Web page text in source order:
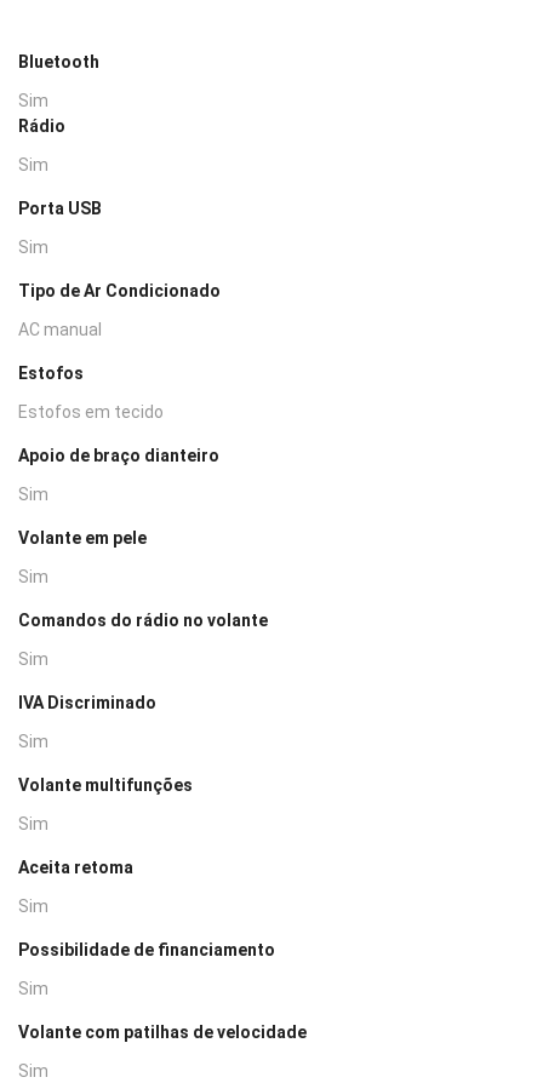
Bluetooth
Sim
Rádio
Sim
Porta USB
Sim
Tipo de Ar Condicionado
AC manual
Estofos
Estofos em tecido
Apoio de braço dianteiro
Sim
Volante em pele
Sim
Comandos do rádio no volante
Sim
IVA Discriminado
Sim
Volante multifunções
Sim
Aceita retoma
Sim
Possibilidade de financiamento
Sim
Volante com patilhas de velocidade
Sim